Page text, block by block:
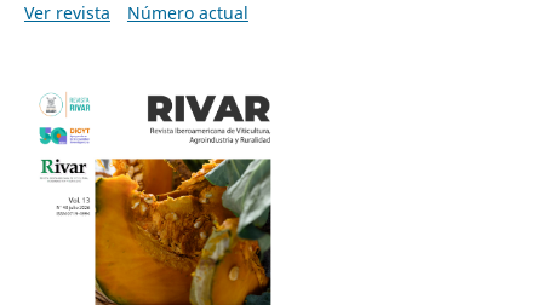
Ver revista
Número actual